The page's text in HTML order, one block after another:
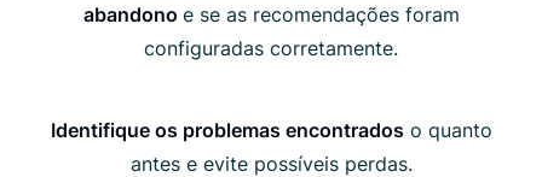
abandono e se as recomendações foram
configuradas corretamente.
Identifique os problemas encontradoso quanto
antes e evite possíveis perdas.